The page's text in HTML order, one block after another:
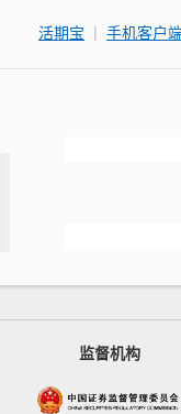
活期宝 | 手机客户
监督机构